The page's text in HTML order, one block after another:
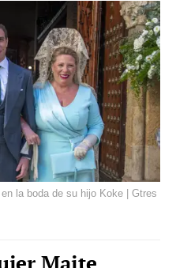
la boda de su hijo Koke | Gtres